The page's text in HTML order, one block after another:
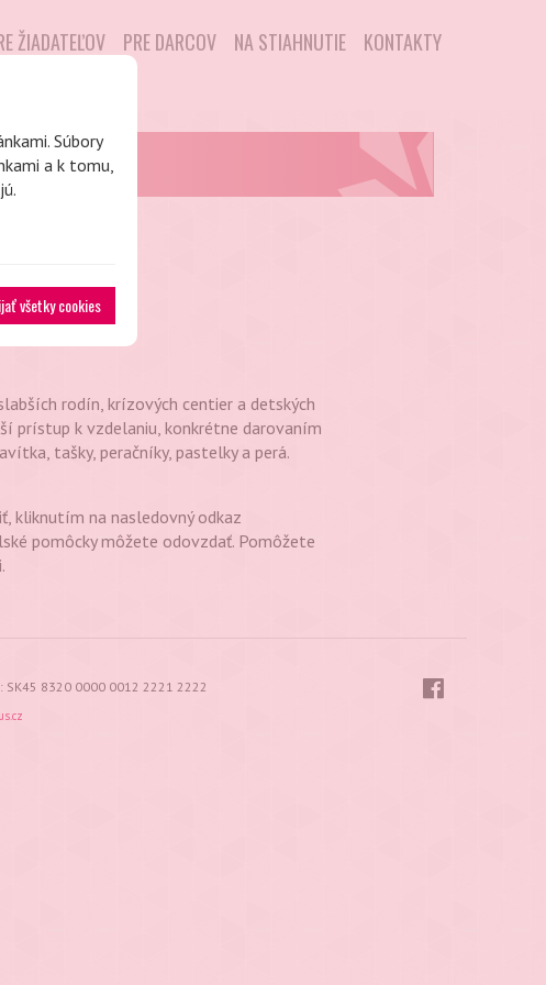
ŽIADATEĽOV PRE DARCOV NA STIAHNUTIE KONTAKTY
Súbory
a k tomu,
všetky cookies
rodín, krízových centier a detských
prístup k vzdelaniu, konkrétne darovaním
tašky, peračníky, pastelky a perá.
kliknutím na nasledovný odkaz
pomôcky môžete odovzdať. Pomôžete
SK45 8320 0000 0012 2221 2222